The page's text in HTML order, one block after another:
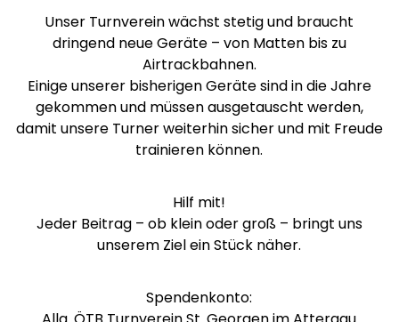
Unser Turnverein wächst stetig und braucht
dringend neue Geräte – von Matten bis zu
Airtrackbahnen.
Einige unserer bisherigen Geräte sind in die Jahre
gekommen und müssen ausgetauscht werden,
damit unsere Turner weiterhin sicher und mit Freude
trainieren können.
Hilf mit!
Jeder Beitrag – ob klein oder groß – bringt uns
unserem Ziel ein Stück näher.
Spendenkonto: